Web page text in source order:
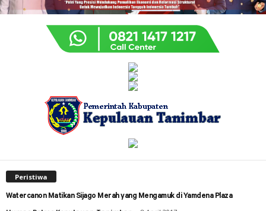
Peristiwa
Watercanon Matikan Sijago Merah yang Mengamuk di Yamdena Plaza